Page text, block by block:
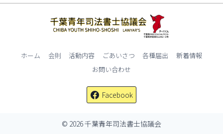
ホーム 会則 活動内容 ごあいさつ 各種届出
新着情報
お問い合わせ
Facebook
© 2026 千葉青年司法書士協議会